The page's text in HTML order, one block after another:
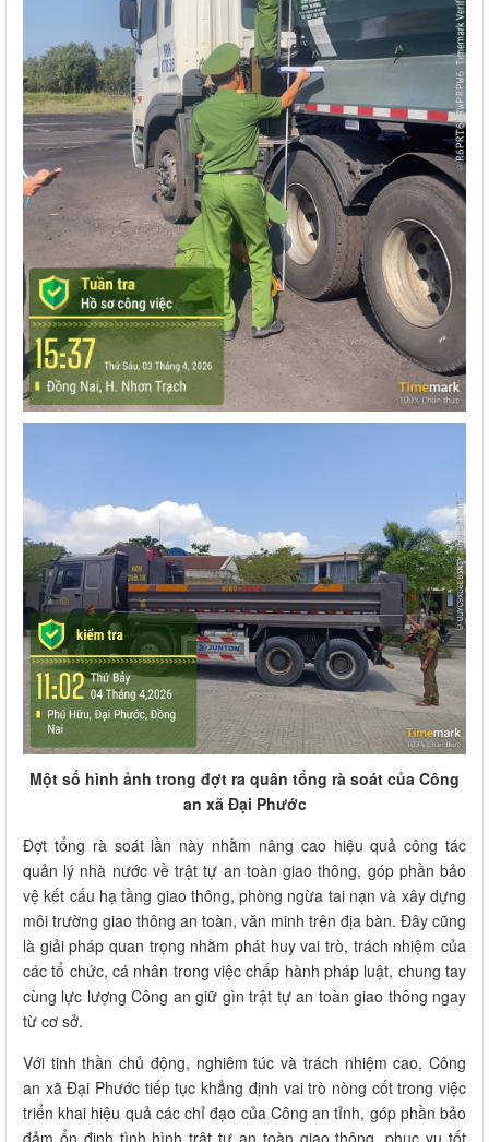
Một số hình ảnh trong đợt ra quân tổng rà soát của Công
an xã Đại Phước
Đợt tổng rà soát lần này nhằm nâng cao hiệu quả công tác
quản lý nhà nước về trật tự an toàn giao thông, góp phần bảo
vệ kết cấu hạ tầng giao thông, phòng ngừa tai nạn và xây dựng
môi trường giao thông an toàn, văn minh trên địa bàn. Đây cũng
là giải pháp quan trọng nhằm phát huy vai trò, trách nhiệm của
các tổ chức, cá nhân trong việc chấp hành pháp luật, chung tay
cùng lực lượng Công an giữ gìn trật tự an toàn giao thông ngay
từ cơ sở.
Với tinh thần chủ động, nghiêm túc và trách nhiệm cao, Công
an xã Đại Phước tiếp tục khẳng định vai trò nòng cốt trong việc
triển khai hiệu quả các chỉ đạo của Công an tỉnh, góp phần bảo
đảm ổn định tình hình trật tự an toàn giao thông, phục vụ tốt